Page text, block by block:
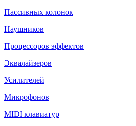
Пассивных колонок
Наушников
Процессоров эффектов
Эквалайзеров
Усилителей
Микрофонов
MIDI клавиатур